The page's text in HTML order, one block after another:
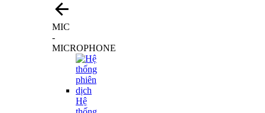
MIC
-
MICROPHONE
Hệ